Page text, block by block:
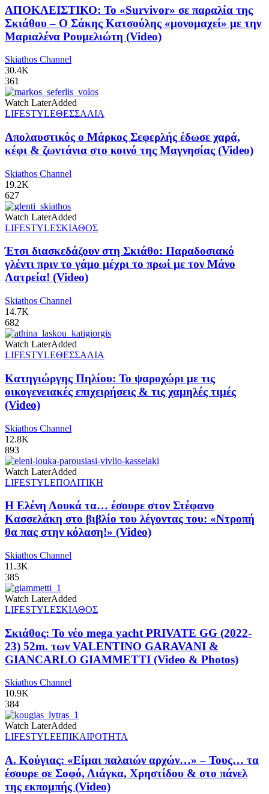
ΑΠΟΚΛΕΙΣΤΙΚΟ: Το «Survivor» σε παραλία της
Σκιάθου – Ο Σάκης Κατσούλης «μονομαχεί» με την
Μαριαλένα Ρουμελιώτη (Video)
Skiathos Channel
30.4K
361
Watch LaterAdded
LIFESTYLEΘΕΣΣΑΛΙΑ
Απολαυστικός ο Μάρκος Σεφερλής έδωσε χαρά,
κέφι & ζωντάνια στο κοινό της Μαγνησίας (Video)
Skiathos Channel
19.2K
627
Watch LaterAdded
LIFESTYLEΣΚΙΑΘΟΣ
Έτσι διασκεδάζουν στη Σκιάθο: Παραδοσιακό
γλέντι πριν το γάμο μέχρι το πρωί με τον Μάνο
Λατρεία! (Video)
Skiathos Channel
14.7K
682
Watch LaterAdded
LIFESTYLEΘΕΣΣΑΛΙΑ
Κατηγιώργης Πηλίου: Το ψαροχώρι με τις
οικογενειακές επιχειρήσεις & τις χαμηλές τιμές
(Video)
Skiathos Channel
12.8K
893
Watch LaterAdded
LIFESTYLEΠΟΛΙΤΙΚΗ
Η Ελένη Λουκά τα… έσουρε στον Στέφανο
Κασσελάκη στο βιβλίο του λέγοντας του: «Ντροπή
θα πας στην κόλαση!» (Video)
Skiathos Channel
11.3K
385
Watch LaterAdded
LIFESTYLEΣΚΙΑΘΟΣ
Σκιάθος: Το νέο mega yacht PRIVATE GG (2022-
23) 52m. των VALENTINO GARAVANI &
GIANCARLO GIAMMETTI (Video & Photos)
Skiathos Channel
10.9K
384
Watch LaterAdded
LIFESTYLEΕΠΙΚΑΙΡΟΤΗΤΑ
Α. Κούγιας: «Είμαι παλαιών αρχών…» – Τους… τα
έσουρε σε Σοφό, Λιάγκα, Χρηστίδου & στο πάνελ
της εκπομπής (Video)